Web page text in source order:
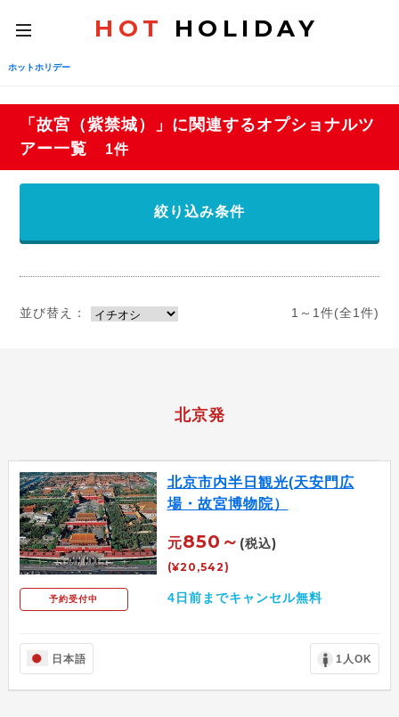
toggle
navigation
HOT HOLIDAY
ホットホリデー
「故宮（紫禁城）」に関連するオプショナルツ
アー一覧
1件
絞り込み条件
並び替え： 1～1件(全1件)
北京発
予約受付中
北京市内半日観光(天安門広
場・故宮博物院）
元850～ (税込)
(¥20,542)
4日前までキャンセル無料
日本語 1人OK